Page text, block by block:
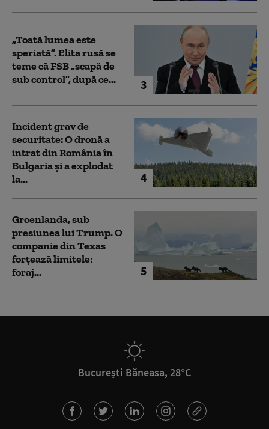
3
„Toată lumea este
speriată”. Elita rusă se
teme că FSB „scapă de
sub control”, după ce...
4
Incident grav de
securitate: O dronă a
intrat din România în
Bulgaria şi a explodat
la...
5
Groenlanda, sub
presiunea lui Trump. O
companie din Texas
forțează limitele:
foraj...
București Băneasa, 28°C